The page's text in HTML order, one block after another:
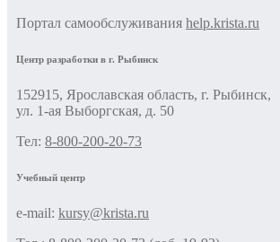
Портал самообслуживания help.krista.ru
Центр разработки в г. Рыбинск
152915, Ярославская область, г. Рыбинск,
ул. 1-ая Выборгская, д. 50
Тел: 8-800-200-20-73
Учебный центр
e-mail: kursy@krista.ru